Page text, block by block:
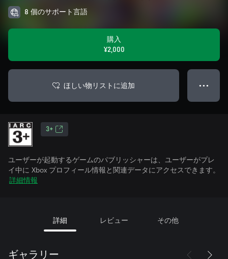
8 個のサポート言語
購入
¥2,000
ほしい物リストに追加 ● ● ●
3+
ユーザーが起動するゲームのパブリッシャーは、ユーザーがプレ
イ中に Xbox プロフィール情報と関連データにアクセスできます。
詳細情報
詳細 レビュー その他
ギャラリー